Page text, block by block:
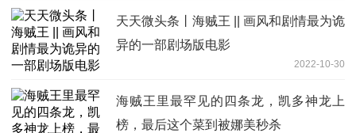
天天微头条丨海贼王 || 画风和剧情最为诡
异的一部剧场版电影
2022-10-30
海贼王里最罕见的四条龙，凯多神龙上
榜，最后这个菜到被娜美秒杀